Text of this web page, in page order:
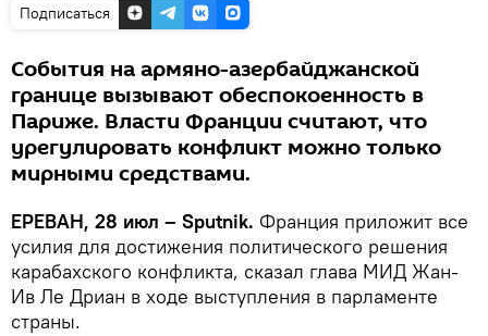
Подписаться
События на армяно-азербайджанской
границе вызывают обеспокоенность в
Париже. Власти Франции считают, что
урегулировать конфликт можно только
мирными средствами.
ЕРЕВАН, 28 июл – Sputnik. Франция приложит все
усилия для достижения политического решения
карабахского конфликта, сказал глава МИД Жан-
Ив Ле Дриан в ходе выступления в парламенте
страны.